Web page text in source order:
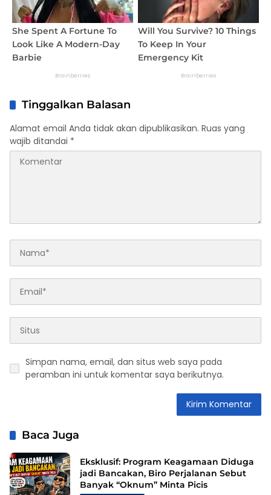
Tinggalkan Balasan
Alamat email Anda tidak akan dipublikasikan. Ruas yang
wajib ditandai *
Simpan nama, email, dan situs web saya pada
peramban ini untuk komentar saya berikutnya.
Baca Juga
Eksklusif: Program Keagamaan Diduga
jadi Bancakan, Biro Perjalanan Sebut
Banyak “Oknum” Minta Picis